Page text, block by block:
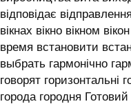
відповідає
вікнах вікно вікном
время встановити
выбрать гармонічно
говорят горизонтальні
города городня